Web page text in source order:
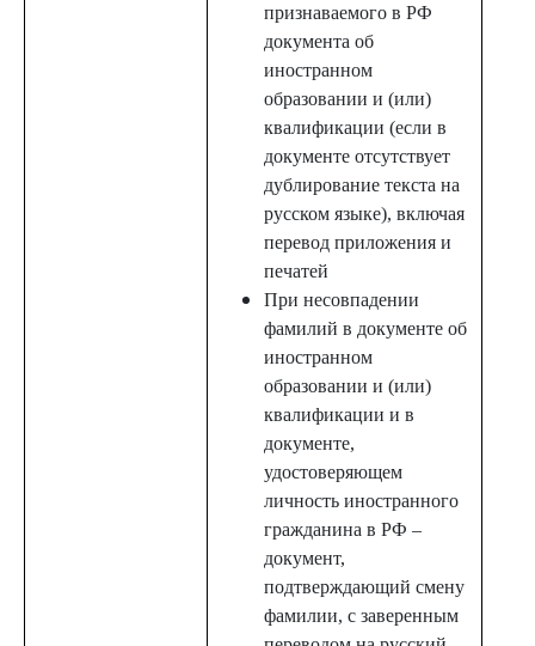
признаваемого в РФ
документа об
иностранном
образовании и (или)
квалификации (если в
документе отсутствует
дублирование текста на
русском языке), включая
перевод приложения и
печатей
При несовпадении
фамилий в документе об
иностранном
образовании и (или)
квалификации и в
документе,
удостоверяющем
личность иностранного
гражданина в РФ –
документ,
подтверждающий смену
фамилии, с заверенным